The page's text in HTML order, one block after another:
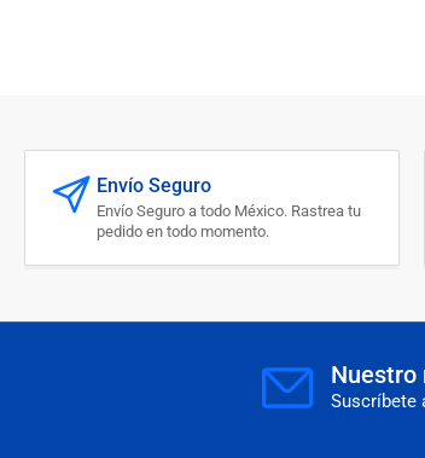
Envío Seguro
Envío Seguro a todo México. Rastrea tu
pedido en todo momento.
Nuestro
Suscríbete